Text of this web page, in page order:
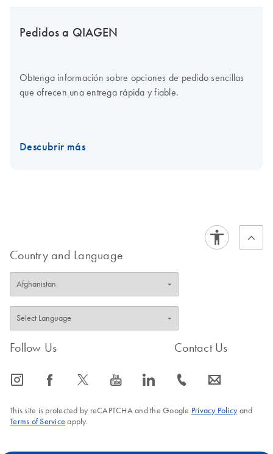
Pedidos a QIAGEN
Obtenga información sobre opciones de pedido sencillas
que ofrecen una entrega rápida y fiable.
Descubrir más
Country and Language
Follow Us
icon_0065_instagram-s icon_0064_facebook-s icon_0340_cc_gen_x-s icon_0077_youtube-s icon_0066_linkedin-s
Contact Us
icon_0072_phone-s icon_0063_envelope-s
This site is protected by reCAPTCHA and the Google Privacy Policyand
Terms of Service apply.